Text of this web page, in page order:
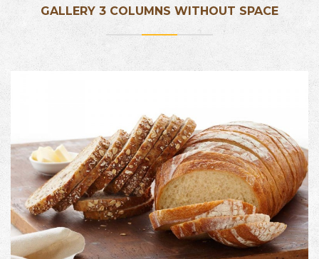
GALLERY 3 COLUMNS WITHOUT SPACE
PRODUCT NAME
Image with Lightbox